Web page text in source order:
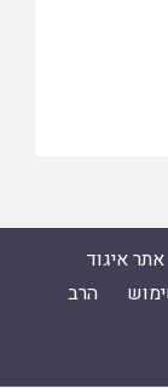
אתר איגוד
הרב